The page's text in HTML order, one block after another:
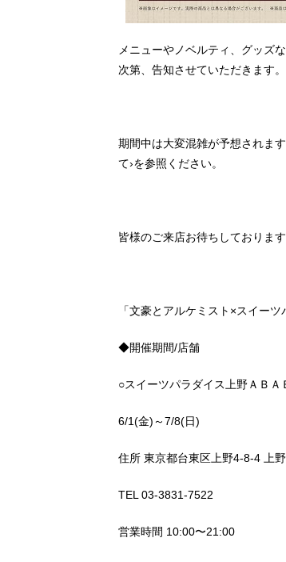
メニューやノベルティ、グッズ
次第、告知させていただきます。
期間中は大変混雑が予想されま
て›を参照ください。
皆様のご来店お待ちしております
「文豪とアルケミスト×スイー
◆開催期間/店舗
○スイーツパラダイス上野ＡＢＡ
6/1(金)～7/8(日)
住所 東京都台東区上野4-8-4 上野
TEL 03-3831-7522
営業時間 10:00〜21:00